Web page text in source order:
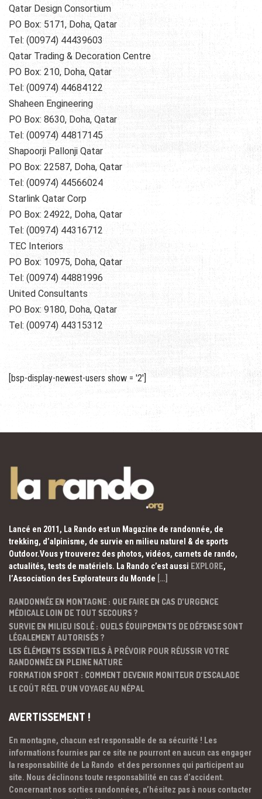
Qatar Design Consortium
PO Box: 5171, Doha, Qatar
Tel: (00974) 44439603
Qatar Trading & Decoration Centre
PO Box: 210, Doha, Qatar
Tel: (00974) 44684122
Shaheen Engineering
PO Box: 8630, Doha, Qatar
Tel: (00974) 44817145
Shapoorji Pallonji Qatar
PO Box: 22587, Doha, Qatar
Tel: (00974) 44566024
Starlink Qatar Corp
PO Box: 24922, Doha, Qatar
Tel: (00974) 44316712
TEC Interiors
PO Box: 10975, Doha, Qatar
Tel: (00974) 44881996
United Consultants
PO Box: 9180, Doha, Qatar
Tel: (00974) 44315312
[bsp-display-newest-users show = '2']
Lancé en 2011, La Rando est un Magazine de randonnée, de
trekking, d’alpinisme, de survie en milieu naturel & de sports
Outdoor.Vous y trouverez des photos, vidéos, carnets de rando,
actualités, tests de matériels. La Rando c’est aussi EXPLORE,
l’Association des Explorateurs du Monde […]
RANDONNÉE EN MONTAGNE : QUE FAIRE EN CAS D’URGENCE
MÉDICALE LOIN DE TOUT SECOURS ?
SURVIE EN MILIEU ISOLÉ : QUELS ÉQUIPEMENTS DE DÉFENSE SONT
LÉGALEMENT AUTORISÉS ?
LES ÉLÉMENTS ESSENTIELS À PRÉVOIR POUR RÉUSSIR VOTRE
RANDONNÉE EN PLEINE NATURE
FORMATION SPORT : COMMENT DEVENIR MONITEUR D’ESCALADE
LE COÛT RÉEL D’UN VOYAGE AU NÉPAL
AVERTISSEMENT !
En montagne, chacun est responsable de sa sécurité ! Les
informations fournies par ce site ne pourront en aucun cas engager
la responsabilité de La Rando et des personnes qui participent au
site. Nous déclinons toute responsabilité en cas d’accident.
Concernant nos sorties randonnées, n’hésitez pas à nous contacter